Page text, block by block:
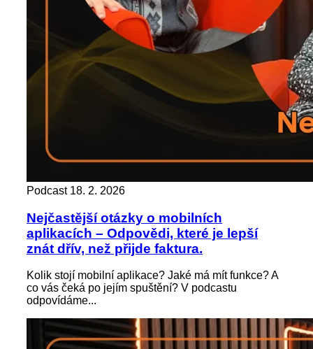
Podcast 18. 2. 2026
Nejčastější otázky o mobilních
aplikacích – Odpovědi, které je lepší
znát dřív, než přijde faktura.
Kolik stojí mobilní aplikace? Jaké má mít funkce? A
co vás čeká po jejím spuštění? V podcastu
odpovídáme...